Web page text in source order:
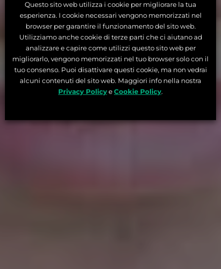
Questo sito web utilizza i cookie per migliorare la tua
esperienza. I cookie necessari vengono memorizzati nel
browser per garantire il funzionamento del sito web.
Utilizziamo anche cookie di terze parti che ci aiutano ad
analizzare e capire come utilizzi questo sito web per
migliorarlo, vengono memorizzati nel tuo browser solo con il
tuo consenso. Puoi disattivare questi cookie, ma non vedrai
alcuni contenuti del sito web. Maggiori info nella nostra
Privacy PolicyeCookie Policy.